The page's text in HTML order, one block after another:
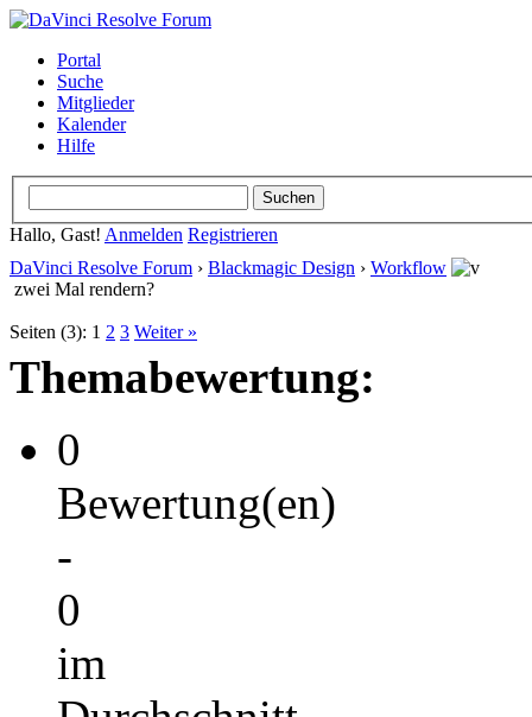
Portal
Suche
Mitglieder
Kalender
Hilfe
Hallo, Gast! Anmelden Registrieren
DaVinci Resolve Forum › Blackmagic Design › Workflow
zwei Mal rendern?
Seiten (3): 1 2 3 Weiter »
Themabewertung:
0
Bewertung(en)
-
0
im